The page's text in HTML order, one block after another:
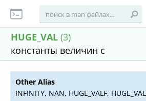
HUGE_VAL (3)
константы величин с
Other Alias
INFINITY, NAN, HUGE_VALF,